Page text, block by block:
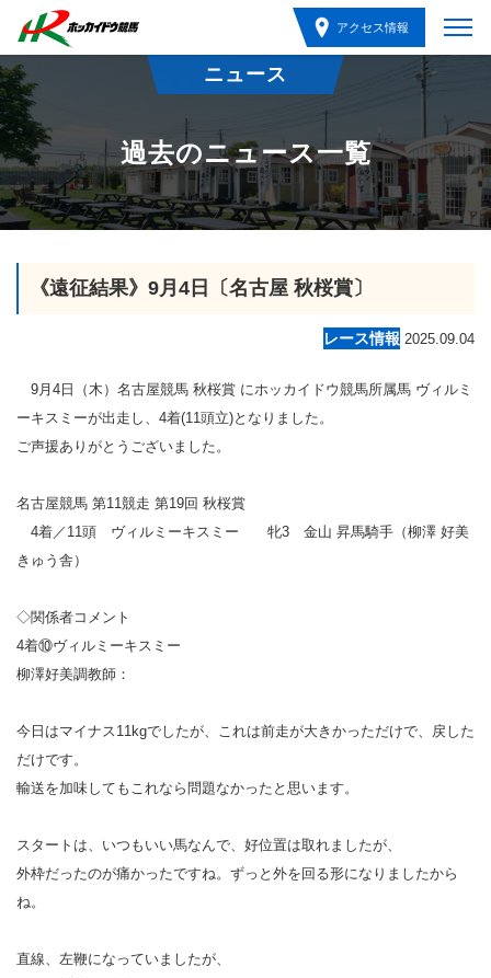
アクセス情報
ニュース
過去のニュース一覧
《遠征結果》9月4日〔名古屋 秋桜賞〕
レース情報 2025.09.04
9月4日（木）名古屋競馬 秋桜賞 にホッカイドウ競馬所属馬 ヴィルミ
ーキスミーが出走し、4着(11頭立)となりました。
ご声援ありがとうございました。
名古屋競馬 第11競走 第19回 秋桜賞
4着／11頭 ヴィルミーキスミー 牝3 金山 昇馬騎手（柳澤 好美
きゅう舎）
◇関係者コメント
4着⑩ヴィルミーキスミー
柳澤好美調教師：
今日はマイナス11kgでしたが、これは前走が大きかっただけで、戻した
だけです。
輸送を加味してもこれなら問題なかったと思います。
スタートは、いつもいい馬なんで、好位置は取れましたが、
外枠だったのが痛かったですね。ずっと外を回る形になりましたから
ね。
直線、左鞭になっていましたが、